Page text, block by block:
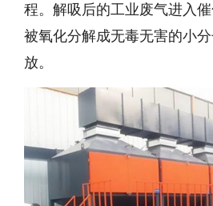
程。解吸后的工业废气进入
被氧化分解成无毒无害的小
放。